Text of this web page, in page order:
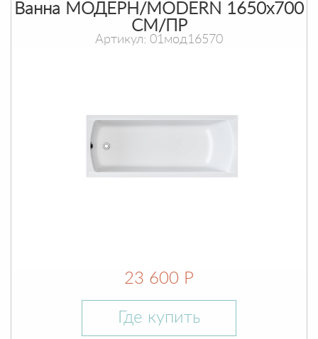
Ванна МОДЕРН/MODERN 1650х700
СМ/ПР
Артикул: 01мод16570
23 600 Р
Где купить